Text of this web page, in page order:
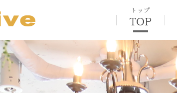
トップ
TOP